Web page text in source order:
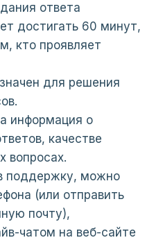
ответа
достигать 60 минут,
кто проявляет
для решения
информация о
качестве
вопросах.
поддержку, можно
(или отправить
почту),
чатом на веб-сайте